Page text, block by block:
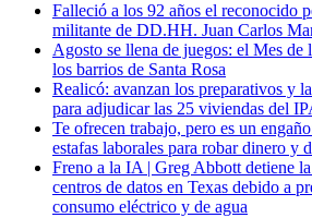
Falleció a los 92 años el reconocido
militante de DD.HH. Juan Carlos
Agosto se llena de juegos: el Mes de
los barrios de Santa Rosa
Realicó: avanzan los preparativos y
para adjudicar las 25 viviendas del
Te ofrecen trabajo, pero es un
estafas laborales para robar dinero y
Freno a la IA | Greg Abbott detiene
centros de datos en Texas debido a
consumo eléctrico y de agua